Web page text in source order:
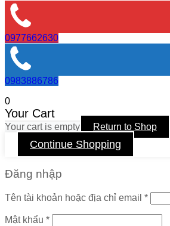
0977662630
0983886786
0
Your Cart
Your cart is empty Return to Shop
Continue Shopping
Đăng nhập
Tên tài khoản hoặc địa chỉ email *
Mật khẩu *